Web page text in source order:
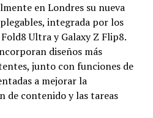
en Londres su nueva
integrada por los
Ultra y Galaxy Z Flip8.
diseños más
junto con funciones de
a mejorar la
de contenido y las tareas